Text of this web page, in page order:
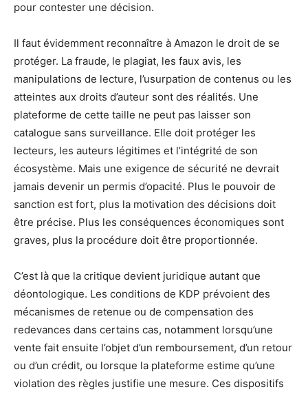
pour contester une décision.
Il faut évidemment reconnaître à Amazon le droit de se
protéger. La fraude, le plagiat, les faux avis, les
manipulations de lecture, l’usurpation de contenus ou les
atteintes aux droits d’auteur sont des réalités. Une
plateforme de cette taille ne peut pas laisser son
catalogue sans surveillance. Elle doit protéger les
lecteurs, les auteurs légitimes et l’intégrité de son
écosystème. Mais une exigence de sécurité ne devrait
jamais devenir un permis d’opacité. Plus le pouvoir de
sanction est fort, plus la motivation des décisions doit
être précise. Plus les conséquences économiques sont
graves, plus la procédure doit être proportionnée.
C’est là que la critique devient juridique autant que
déontologique. Les conditions de KDP prévoient des
mécanismes de retenue ou de compensation des
redevances dans certains cas, notamment lorsqu’une
vente fait ensuite l’objet d’un remboursement, d’un retour
ou d’un crédit, ou lorsque la plateforme estime qu’une
violation des règles justifie une mesure. Ces dispositifs